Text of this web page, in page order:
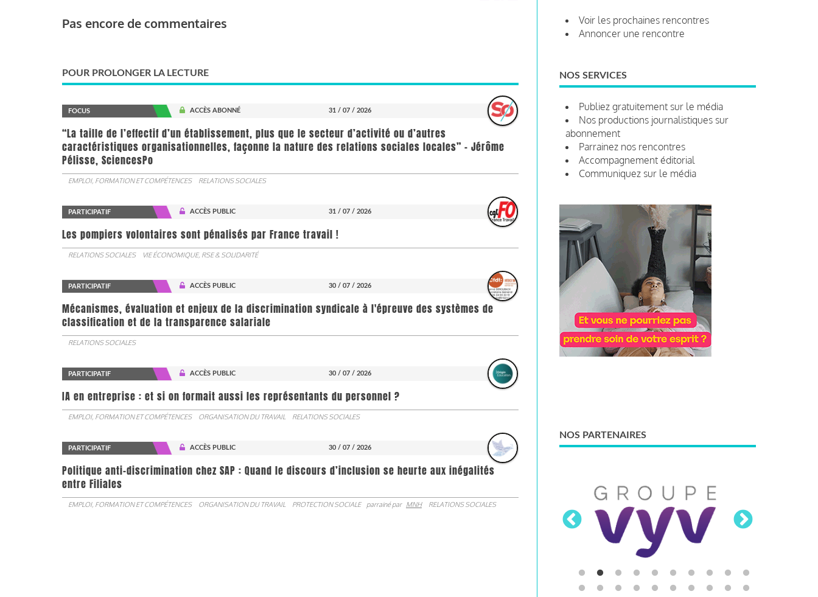
Pas encore de commentaires
POUR PROLONGER LA LECTURE
FOCUS ACCÈS ABONNÉ 31 / 07 / 2026
“La taille de l’effectif d’un établissement, plus que le secteur d’activité ou d’autres
caractéristiques organisationnelles, façonne la nature des relations sociales locales” - Jérôme
Pélisse, SciencesPo
EMPLOI, FORMATION ET COMPÉTENCES RELATIONS SOCIALES
PARTICIPATIF ACCÈS PUBLIC 31 / 07 / 2026
Les pompiers volontaires sont pénalisés par France travail !
RELATIONS SOCIALES VIE ÉCONOMIQUE, RSE & SOLIDARITÉ
PARTICIPATIF ACCÈS PUBLIC 30 / 07 / 2026
Mécanismes, évaluation et enjeux de la discrimination syndicale à l'épreuve des systèmes de
classification et de la transparence salariale
RELATIONS SOCIALES
PARTICIPATIF ACCÈS PUBLIC 30 / 07 / 2026
IA en entreprise : et si on formait aussi les représentants du personnel ?
EMPLOI, FORMATION ET COMPÉTENCES ORGANISATION DU TRAVAIL RELATIONS SOCIALES
PARTICIPATIF ACCÈS PUBLIC 30 / 07 / 2026
Politique anti-discrimination chez SAP : Quand le discours d’inclusion se heurte aux inégalités
entre Filiales
EMPLOI, FORMATION ET COMPÉTENCES ORGANISATION DU TRAVAIL PROTECTION SOCIALE parrainé par MNH RELATIONS SOCIALES
Voir les prochaines rencontres
Annoncer une rencontre
NOS SERVICES
Publiez gratuitement sur le média
Nos productions journalistiques sur
abonnement
Parrainez nos rencontres
Accompagnement éditorial
Communiquez sur le média
NOS PARTENAIRES